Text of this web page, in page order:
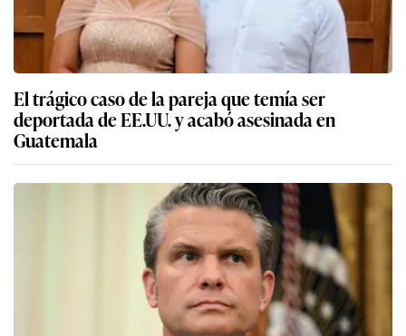
El trágico caso de la pareja que temía ser
deportada de EE.UU. y acabó asesinada en
Guatemala